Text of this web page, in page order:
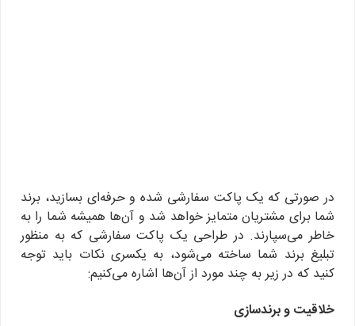
در صورتی که یک پاکت سفارشی شده و حرفه‌ای بسازید، برند
شما برای مشتریان متمایز خواهد شد و آن‌ها همیشه شما را به
خاطر می‌سپارند. در طراحی یک پاکت سفارشی که به منظور
تبلیغ برند شما ساخته می‌شود، به یکسری نکات باید توجه
کنید که در زیر به چند مورد از آن‌ها اشاره می‌کنیم:
خلاقیت و برندسازی